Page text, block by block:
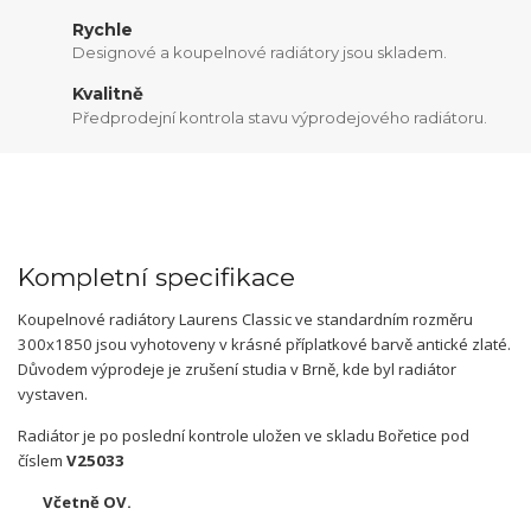
Rychle
Designové a koupelnové radiátory jsou skladem.
Kvalitně
Předprodejní kontrola stavu výprodejového radiátoru.
Kompletní specifikace
Koupelnové radiátory Laurens Classic ve standardním rozměru
300x1850 jsou vyhotoveny v krásné příplatkové barvě antické zlaté.
Důvodem výprodeje je zrušení studia v Brně, kde byl radiátor
vystaven.
Radiátor je po poslední kontrole uložen ve skladu Bořetice pod
číslem V25033
Včetně OV.